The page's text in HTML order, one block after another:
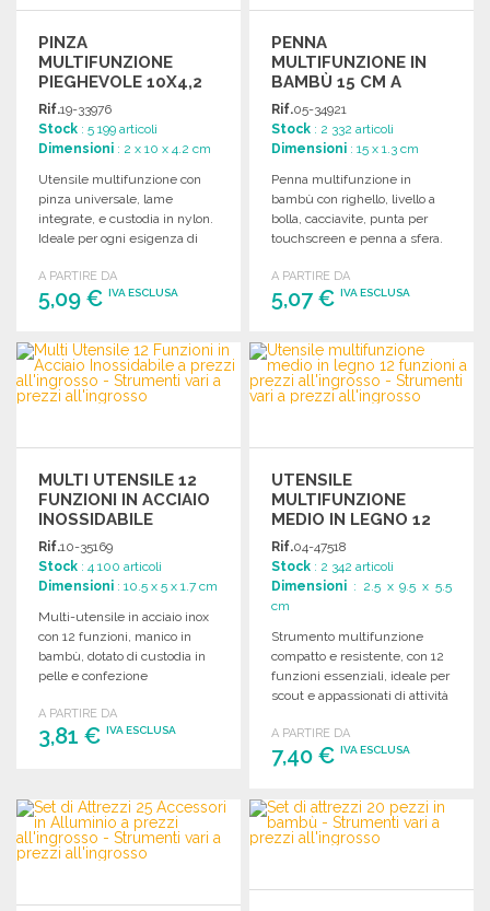
PINZA
MULTIFUNZIONE
PIEGHEVOLE 10X4,2
CM
Rif.19-33976
Stock : 5 199 articoli
Dimensioni : 2 x 10 x 4.2 cm
Utensile multifunzione con
pinza universale, lame
integrate, e custodia in nylon.
Ideale per ogni esigenza di
A PARTIRE DA
5,09 € IVA ESCLUSA
ORDINARE
Richiedi un preventivo
PENNA
MULTIFUNZIONE IN
BAMBÙ 15 CM A
PREZZI
ALL'INGROSSO
Rif.05-34921
Stock : 2 332 articoli
Dimensioni : 15 x 1.3 cm
Penna multifunzione in
bambù con righello, livello a
bolla, cacciavite, punta per
touchscreen e penna a sfera.
A PARTIRE DA
5,07 €IVA ESCLUSA
ORDINARE
Richiedi un preventivo
MULTI UTENSILE 12
FUNZIONI IN ACCIAIO
INOSSIDABILE
Rif.10-35169
Stock : 4 100 articoli
Dimensioni : 10.5 x 5 x 1.7 cm
Multi-utensile in acciaio inox
con 12 funzioni, manico in
bambù, dotato di custodia in
pelle e confezione
A PARTIRE DA
3,81 € IVA ESCLUSA
Richiedi un preventivo
UTENSILE
MULTIFUNZIONE
MEDIO IN LEGNO 12
FUNZIONI
Rif.04-47518
Stock : 2 342 articoli
Dimensioni : 2.5 x 9.5 x 5.5
cm
Strumento multifunzione
compatto e resistente, con 12
funzioni essenziali, ideale per
scout e appassionati di attività
A PARTIRE DA
7,40 €IVA ESCLUSA
ORDINARE
Richiedi un preventivo